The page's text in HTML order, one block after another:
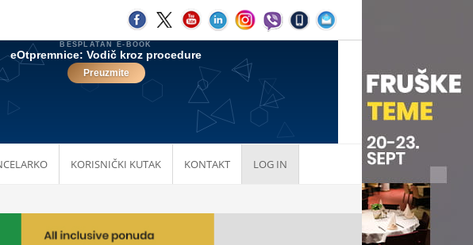
KORISNIČKI KUTAK KONTAKT LOG IN